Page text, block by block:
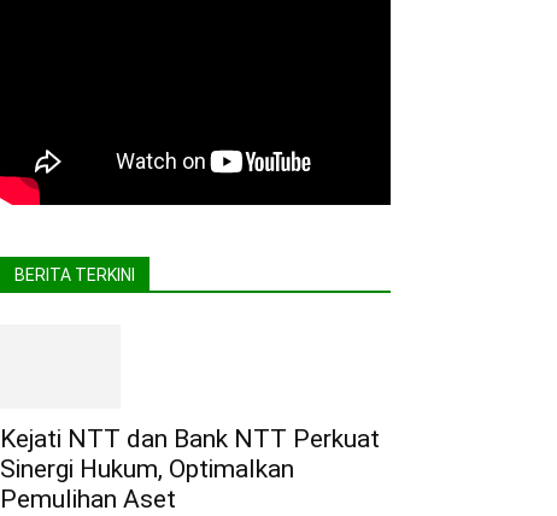
BERITA TERKINI
Kejati NTT dan Bank NTT Perkuat
Sinergi Hukum, Optimalkan
Pemulihan Aset